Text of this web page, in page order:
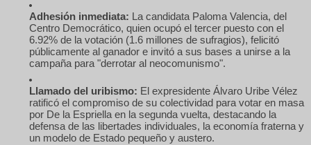
Adhesión inmediata: La candidata Paloma Valencia, del
Centro Democrático, quien ocupó el tercer puesto con el
6.92% de la votación (1.6 millones de sufragios), felicitó
públicamente al ganador e invitó a sus bases a unirse a la
campaña para "derrotar al neocomunismo".
Llamado del uribismo: El expresidente Álvaro Uribe Vélez
ratificó el compromiso de su colectividad para votar en masa
por De la Espriella en la segunda vuelta, destacando la
defensa de las libertades individuales, la economía fraterna y
un modelo de Estado pequeño y austero.